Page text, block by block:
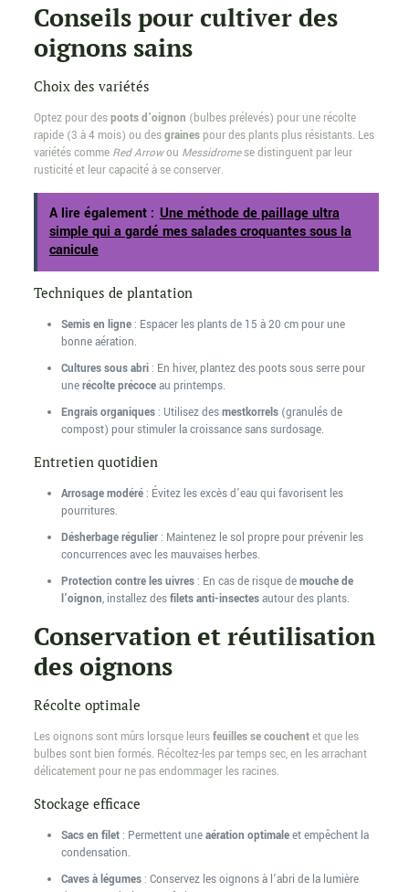
Conseils pour cultiver des
oignons sains
Choix des variétés
Optez pour despoots d’oignon (bulbes prélevés) pour une récolte
rapide (3 à 4 mois) ou desgrainespour des plants plus résistants. Les
variétés comme Red Arrowou Messidromese distinguent par leur
rusticité et leur capacité à se conserver.
A lire également : Une méthode de paillage ultra
simple qui a gardé mes salades croquantes sous la
canicule
Techniques de plantation
Semis en ligne: Espacer les plants de 15 à 20 cm pour une
bonne aération.
Cultures sous abri: En hiver, plantez des poots sous serre pour
unerécolte précoceau printemps.
Engrais organiques: Utilisez desmestkorrels(granulés de
compost) pour stimuler la croissance sans surdosage.
Entretien quotidien
Arrosage modéré: Évitez les excès d’eau qui favorisent les
pourritures.
Désherbage régulier: Maintenez le sol propre pour prévenir les
concurrences avec les mauvaises herbes.
Protection contre les uivres: En cas de risque demouche de
l’oignon, installez desfilets anti-insectesautour des plants.
Conservation et réutilisation
des oignons
Récolte optimale
Les oignons sont mûrs lorsque leursfeuilles se couchentet que les
bulbes sont bien formés. Récoltez-les par temps sec, en les arrachant
délicatement pour ne pas endommager les racines.
Stockage efficace
Sacs en filet: Permettent uneaération optimaleet empêchent la
condensation.
Caves à légumes: Conservez les oignons à l’abri de la lumière